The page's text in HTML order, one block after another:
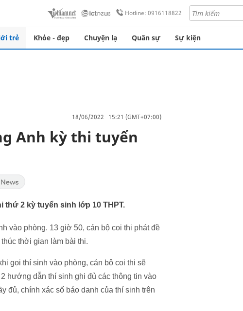
Hotline: 0916118822
trẻ Khỏe - đẹp Chuyện lạ Quân sự Sự kiện
18/06/2022 15:21 (GMT+07:00)
Anh kỳ thi tuyển
thứ 2 kỳ tuyển sinh lớp 10 THPT.
vào phòng. 13 giờ 50, cán bộ coi thi phát đề
thời gian làm bài thi.
gọi thí sinh vào phòng, cán bộ coi thi sẽ
hướng dẫn thí sinh ghi đủ các thông tin vào
đủ, chính xác số báo danh của thí sinh trên